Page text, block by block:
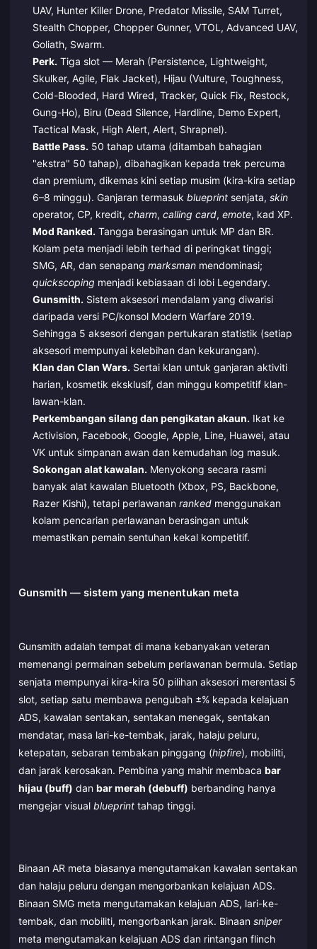
UAV, Hunter Killer Drone, Predator Missile, SAM Turret,
Stealth Chopper, Chopper Gunner, VTOL, Advanced UAV,
Goliath, Swarm.
Perk. Tiga slot — Merah (Persistence, Lightweight,
Skulker, Agile, Flak Jacket), Hijau (Vulture, Toughness,
Cold-Blooded, Hard Wired, Tracker, Quick Fix, Restock,
Gung-Ho), Biru (Dead Silence, Hardline, Demo Expert,
Tactical Mask, High Alert, Alert, Shrapnel).
Battle Pass. 50 tahap utama (ditambah bahagian
"ekstra" 50 tahap), dibahagikan kepada trek percuma
dan premium, dikemas kini setiap musim (kira-kira setiap
6–8 minggu). Ganjaran termasuk blueprintsenjata, skin
operator, CP, kredit, charm, calling card, emote, kad XP.
Mod Ranked. Tangga berasingan untuk MP dan BR.
Kolam peta menjadi lebih terhad di peringkat tinggi;
SMG, AR, dan senapang marksmanmendominasi;
quickscoping menjadi kebiasaan di lobi Legendary.
Gunsmith. Sistem aksesori mendalam yang diwarisi
daripada versi PC/konsol Modern Warfare 2019.
Sehingga 5 aksesori dengan pertukaran statistik (setiap
aksesori mempunyai kelebihan dan kekurangan).
Klan dan Clan Wars. Sertai klan untuk ganjaran aktiviti
harian, kosmetik eksklusif, dan minggu kompetitif klan-
lawan-klan.
Perkembangan silang dan pengikatan akaun. Ikat ke
Activision, Facebook, Google, Apple, Line, Huawei, atau
VK untuk simpanan awan dan kemudahan log masuk.
Sokongan alat kawalan. Menyokong secara rasmi
banyak alat kawalan Bluetooth (Xbox, PS, Backbone,
Razer Kishi), tetapi perlawanan rankedmenggunakan
kolam pencarian perlawanan berasingan untuk
memastikan pemain sentuhan kekal kompetitif.
Gunsmith — sistem yang menentukan meta
Gunsmith adalah tempat di mana kebanyakan veteran
memenangi permainan sebelum perlawanan bermula. Setiap
senjata mempunyai kira-kira 50 pilihan aksesori merentasi 5
slot, setiap satu membawa pengubah ±% kepada kelajuan
ADS, kawalan sentakan, sentakan menegak, sentakan
mendatar, masa lari-ke-tembak, jarak, halaju peluru,
ketepatan, sebaran tembakan pinggang (hipfire), mobiliti,
dan jarak kerosakan. Pembina yang mahir membaca bar
hijau (buff) dan bar merah (debuff) berbanding hanya
mengejar visual blueprint tahap tinggi.
Binaan AR meta biasanya mengutamakan kawalan sentakan
dan halaju peluru dengan mengorbankan kelajuan ADS.
Binaan SMG meta mengutamakan kelajuan ADS, lari-ke-
tembak, dan mobiliti, mengorbankan jarak. Binaan sniper
meta mengutamakan kelajuan ADS dan rintangan flinch